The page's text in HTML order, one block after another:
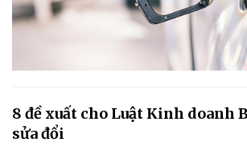
8 đề xuất cho Luật Kinh doanh
sửa đổi